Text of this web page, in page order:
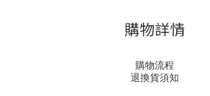
購物詳情
購物流程
退換貨須知